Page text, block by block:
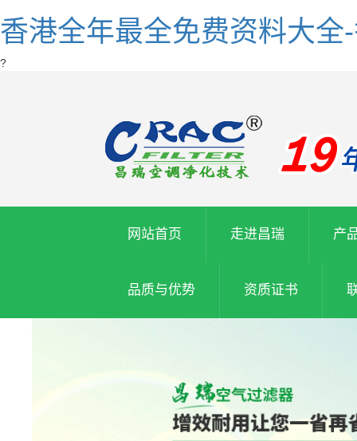
香港全年最全免费资料大全
?
网站首页 走进昌瑞 产
品质与优势 资质证书